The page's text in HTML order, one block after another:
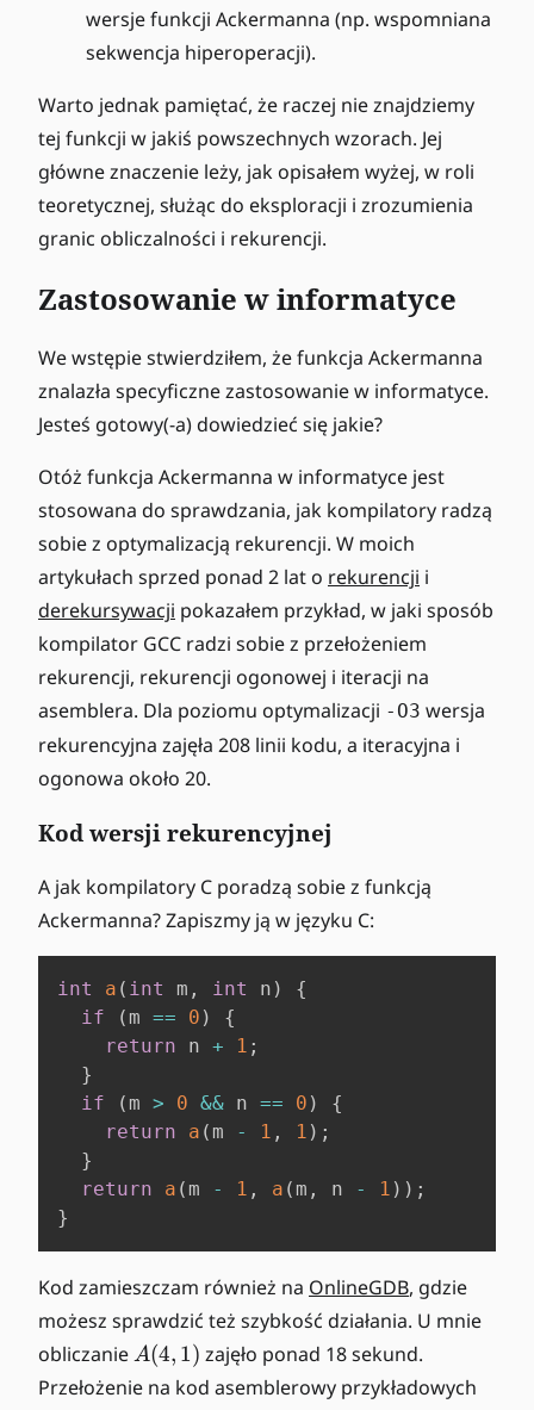
wersje funkcji Ackermanna (np. wspomniana
sekwencja hiperoperacji).
Warto jednak pamiętać, że raczej nie znajdziemy
tej funkcji w jakiś powszechnych wzorach. Jej
główne znaczenie leży, jak opisałem wyżej, w roli
teoretycznej, służąc do eksploracji i zrozumienia
granic obliczalności i rekurencji.
Zastosowanie w informatyce
We wstępie stwierdziłem, że funkcja Ackermanna
znalazła specyficzne zastosowanie w informatyce.
Jesteś gotowy(-a) dowiedzieć się jakie?
Otóż funkcja Ackermanna w informatyce jest
stosowana do sprawdzania, jak kompilatory radzą
sobie z optymalizacją rekurencji. W moich
artykułach sprzed ponad 2 lat o rekurencji i
derekursywacji pokazałem przykład, w jaki sposób
kompilator GCC radzi sobie z przełożeniem
rekurencji, rekurencji ogonowej i iteracji na
asemblera. Dla poziomu optymalizacji -O3 wersja
rekurencyjna zajęła 208 linii kodu, a iteracyjna i
ogonowa około 20.
Kod wersji rekurencyjnej
A jak kompilatory C poradzą sobie z funkcją
Ackermanna? Zapiszmy ją w języku C:
int a ( int m , int n )
{
if
( m == 0 )
{
return n + 1 ;
}
if
( m > 0 && n == 0 )
{
return
a ( m - 1 , 1 ) ;
}
return
a ( m - 1 , a ( m , n - 1 ) ) ;
}
Kod zamieszczam również na OnlineGDB, gdzie
możesz sprawdzić też szybkość działania. U mnie
obliczanie A
(
A(4, 1) zajęło ponad 18 sekund.
Przełożenie na kod asemblerowy przykładowych